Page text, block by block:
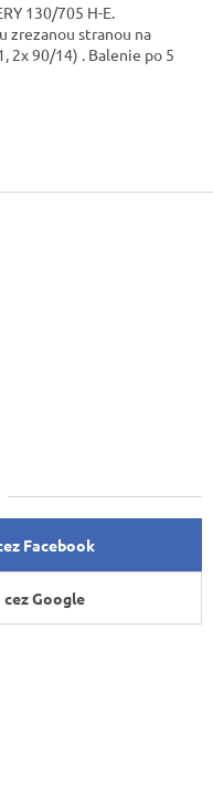
130/705 H-E.
zrezanou stranou na
2x 90/14) . Balenie po 5
Facebook
Google